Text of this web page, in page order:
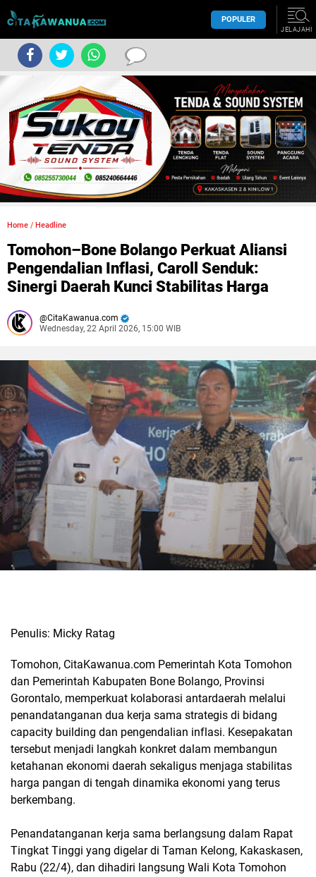
POPULER
JELAJAHI
Home / Headline
Tomohon–Bone Bolango Perkuat Aliansi
Pengendalian Inflasi, Caroll Senduk:
Sinergi Daerah Kunci Stabilitas Harga
CitaKawanua.com
Wednesday, 22 April 2026, 15:00 WIB
Penulis: Micky Ratag
Tomohon, CitaKawanua.com Pemerintah Kota Tomohon
dan Pemerintah Kabupaten Bone Bolango, Provinsi
Gorontalo, memperkuat kolaborasi antardaerah melalui
penandatanganan dua kerja sama strategis di bidang
capacity building dan pengendalian inflasi. Kesepakatan
tersebut menjadi langkah konkret dalam membangun
ketahanan ekonomi daerah sekaligus menjaga stabilitas
harga pangan di tengah dinamika ekonomi yang terus
berkembang.
Penandatanganan kerja sama berlangsung dalam Rapat
Tingkat Tinggi yang digelar di Taman Kelong, Kakaskasen,
Rabu (22/4), dan dihadiri langsung Wali Kota Tomohon